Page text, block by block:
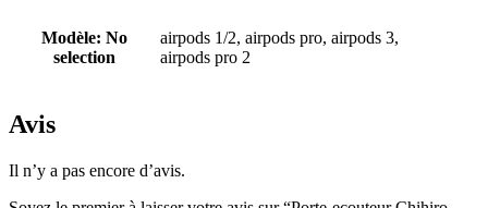
Modèle: No
selection
airpods 1/2, airpods pro, airpods 3,
airpods pro 2
Avis
Il n’y a pas encore d’avis.